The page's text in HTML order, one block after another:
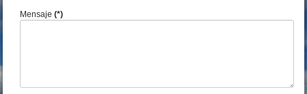
Mensaje (*)